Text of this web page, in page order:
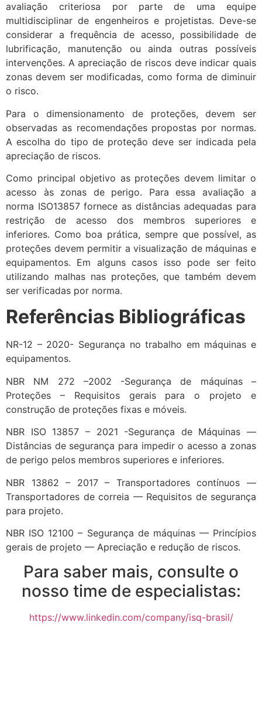
avaliação criteriosa por parte de uma equipe
multidisciplinar de engenheiros e projetistas. Deve-se
considerar a frequência de acesso, possibilidade de
lubrificação, manutenção ou ainda outras possíveis
intervenções. A apreciação de riscos deve indicar quais
zonas devem ser modificadas, como forma de diminuir
o risco.
Para o dimensionamento de proteções, devem ser
observadas as recomendações propostas por normas.
A escolha do tipo de proteção deve ser indicada pela
apreciação de riscos.
Como principal objetivo as proteções devem limitar o
acesso às zonas de perigo. Para essa avaliação a
norma ISO13857 fornece as distâncias adequadas para
restrição de acesso dos membros superiores e
inferiores. Como boa prática, sempre que possível, as
proteções devem permitir a visualização de máquinas e
equipamentos. Em alguns casos isso pode ser feito
utilizando malhas nas proteções, que também devem
ser verificadas por norma.
Referências Bibliográficas
NR-12 – 2020- Segurança no trabalho em máquinas e
equipamentos.
NBR NM 272 –2002 -Segurança de máquinas –
Proteções – Requisitos gerais para o projeto e
construção de proteções fixas e móveis.
NBR ISO 13857 – 2021 -Segurança de Máquinas —
Distâncias de segurança para impedir o acesso a zonas
de perigo pelos membros superiores e inferiores.
NBR 13862 – 2017 – Transportadores contínuos —
Transportadores de correia — Requisitos de segurança
para projeto.
NBR ISO 12100 – Segurança de máquinas — Princípios
gerais de projeto — Apreciação e redução de riscos.
Para saber mais, consulte o
nosso time de especialistas:
https://www.linkedin.com/company/isq-brasil/